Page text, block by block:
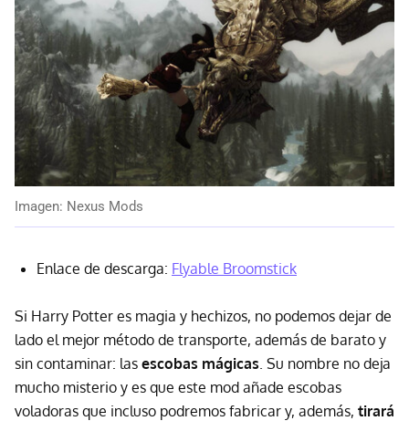
Imagen: Nexus Mods
Enlace de descarga: Flyable Broomstick
Si Harry Potter es magia y hechizos, no podemos dejar de
lado el mejor método de transporte, además de barato y
sin contaminar: las escobas mágicas . Su nombre no deja
mucho misterio y es que este mod añade escobas
voladoras que incluso podremos fabricar y, además, tirará